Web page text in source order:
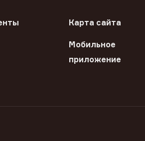
Карта сайта
Мобильное
приложение